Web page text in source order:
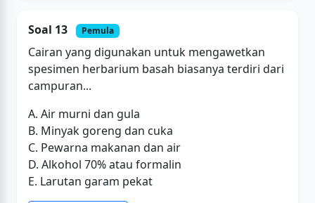
Soal 13 Pemula
Cairan yang digunakan untuk mengawetkan
spesimen herbarium basah biasanya terdiri dari
campuran...
A. Air murni dan gula
B. Minyak goreng dan cuka
C. Pewarna makanan dan air
D. Alkohol 70% atau formalin
E. Larutan garam pekat